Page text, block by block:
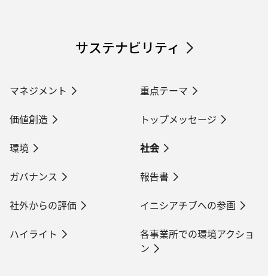
サステナビリティ
マネジメント
重点テーマ
価値創造
トップメッセージ
環境
社会
ガバナンス
報告書
社外からの評価
イニシアチブへの参画
ハイライト
各事業所での環境アクショ
ン